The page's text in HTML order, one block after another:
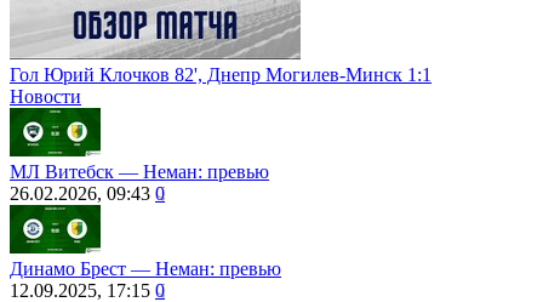
Гол Юрий Клочков 82', Днепр Могилев-Минск 1:1
Новости
МЛ Витебск ― Неман: превью
26.02.2026, 09:43 0
Динамо Брест ― Неман: превью
12.09.2025, 17:15 0